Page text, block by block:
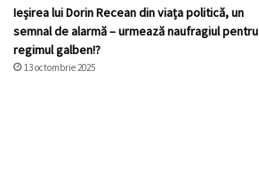
Ieșirea lui Dorin Recean din viața politică, un
semnal de alarmă – urmează naufragiul pentru
regimul galben!?
13 octombrie 2025